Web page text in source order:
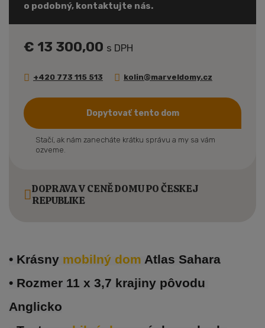
o podobný, kontaktujte nás.
€ 13 300,00 s DPH
+420 773 115 513 kolin@marveldomy.cz
Dopytovať tento dom
Stačí, ak nám zanecháte krátku správu a my sa vám
ozveme.
DOPRAVA V CENĚ DOMU PO ČESKEJ
REPUBLIKE
• Krásny mobilný dom Atlas Sahara
• Rozmer 11 x 3,7 krajiny pôvodu
Anglicko